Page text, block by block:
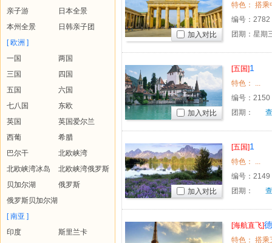
亲子游
日本全景
本州全景
日韩亲子团
[ 欧洲 ]
一国
两国
三国
四国
五国
六国
七八国
东欧
英国
英国爱尔兰
西葡
希腊
巴尔干
北欧峡湾
北欧峡湾冰岛
北欧峡湾俄罗斯
贝加尔湖
俄罗斯
俄罗斯贝加尔湖
[ 南亚 ]
印度
斯里兰卡
编号： 2782
团期：星期
加入对比
[五国]1
特色： ...
编号： 2150
团期：
加入对比
[五国]1
特色： ...
编号： 2149
团期：
加入对比
[海航直飞]